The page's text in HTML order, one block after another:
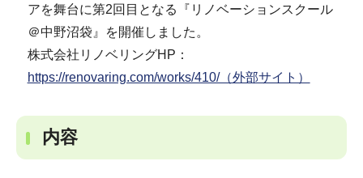
アを舞台に第2回目となる『リノベーションスクール
＠中野沼袋』を開催しました。
株式会社リノベリングHP：
https://renovaring.com/works/410/（外部サイト）
内容